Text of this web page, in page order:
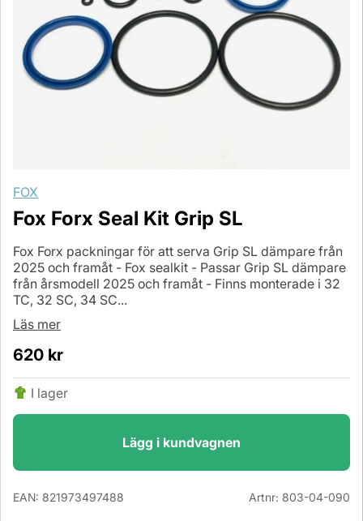
FOX
Fox Forx Seal Kit Grip SL
Fox Forx packningar för att serva Grip SL dämpare från
2025 och framåt - Fox sealkit - Passar Grip SL dämpare
från årsmodell 2025 och framåt - Finns monterade i 32
TC, 32 SC, 34 SC...
Läs mer
620 kr
I lager
Lägg i kundvagnen
EAN: 821973497488 Artnr: 803-04-090